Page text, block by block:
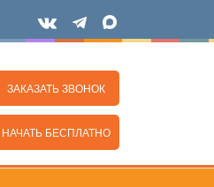
ЗАКАЗАТЬ ЗВОНОК
НАЧАТЬ БЕСПЛАТНО